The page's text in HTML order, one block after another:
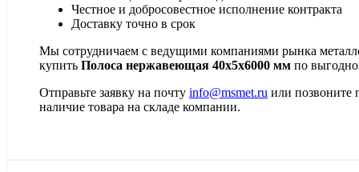
Честное и добросовестное исполнение контракта
Доставку точно в срок
Мы сотрудничаем с ведущими компаниями рынка
купить Полоса нержавеющая 40х5х6000 мм по
Отправьте заявку на почту info@msmet.ru или позвоните
наличие товара на складе компании.